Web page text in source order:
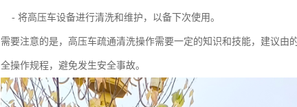
- 将高压车设备进行清洗和维护，以备下次使用。
需要注意的是，高压车疏通清洗操作需要一定的知识和技能，建议
全操作规程，避免发生安全事故。